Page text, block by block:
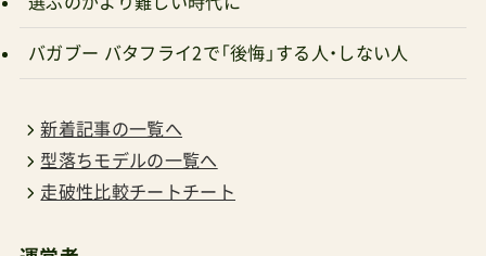
バガブー バタフライ2で「後悔」する人・しない人
型落ちモデルの一覧へ
走破性比較チートチート